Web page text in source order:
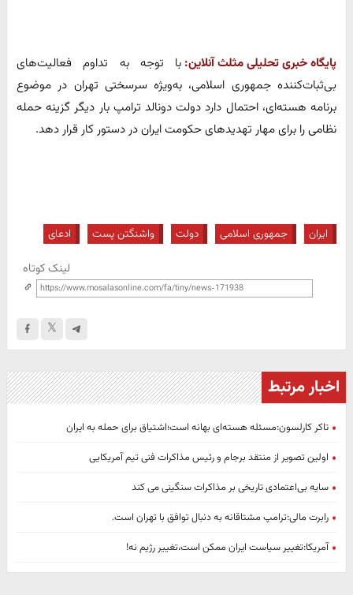
پایگاه خبری تحلیلی مثلث آنلاین: با توجه به تداوم فعالیت‌های
بی‌ثبات‌کننده جمهوری اسلامی، به‌ویژه سرسختی تهران در موضوع
برنامه هسته‌ای، احتمال دارد دولت دونالد ترامپ بار دیگر گزینه حمله
نظامی را برای مهار تهدیدهای حکومت ایران در دستور کار قرار دهد.
ایران جمهوری اسلامی دولت واشنگتن پست ادعای
لینک کوتاه
اخبار مرتبط
تاکر کارلسون:مسئله هسته‌ای بهانه است؛اشتیاق برای حمله به ایران
اولین تصویر از منتقد برجام و رئیس مذاکرات فنی تیم آمریکایی
سایه بی‌اعتمادی تاریخی بر مذاکرات سنگینی می کند
رابرت مالی:ترامپ مشتاقانه به دنبال توافق با تهران است.
آمریکا:تغییر سیاست ایران ممکن است،تغییر رژیم نه!